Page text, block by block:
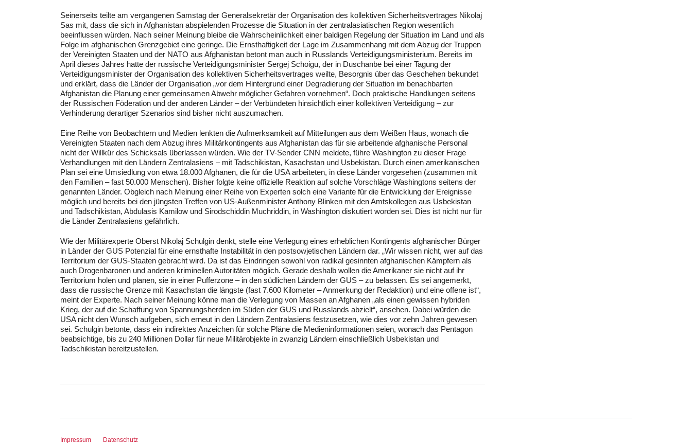
Seinerseits teilte am vergangenen Samstag der Generalsekretär der Organisation des kollektiven Sicherheitsvertrages Nikolaj
Sas mit, dass die sich in Afghanistan abspielenden Prozesse die Situation in der zentralasiatischen Region wesentlich
beeinflussen würden. Nach seiner Meinung bleibe die Wahrscheinlichkeit einer baldigen Regelung der Situation im Land und als
Folge im afghanischen Grenzgebiet eine geringe. Die Ernsthaftigkeit der Lage im Zusammenhang mit dem Abzug der Truppen
der Vereinigten Staaten und der NATO aus Afghanistan betont man auch in Russlands Verteidigungsministerium. Bereits im
April dieses Jahres hatte der russische Verteidigungsminister Sergej Schoigu, der in Duschanbe bei einer Tagung der
Verteidigungsminister der Organisation des kollektiven Sicherheitsvertrages weilte, Besorgnis über das Geschehen bekundet
und erklärt, dass die Länder der Organisation „vor dem Hintergrund einer Degradierung der Situation im benachbarten
Afghanistan die Planung einer gemeinsamen Abwehr möglicher Gefahren vornehmen“. Doch praktische Handlungen seitens
der Russischen Föderation und der anderen Länder – der Verbündeten hinsichtlich einer kollektiven Verteidigung – zur
Verhinderung derartiger Szenarios sind bisher nicht auszumachen.
Eine Reihe von Beobachtern und Medien lenkten die Aufmerksamkeit auf Mitteilungen aus dem Weißen Haus, wonach die
Vereinigten Staaten nach dem Abzug ihres Militärkontingents aus Afghanistan das für sie arbeitende afghanische Personal
nicht der Willkür des Schicksals überlassen würden. Wie der TV-Sender CNN meldete, führe Washington zu dieser Frage
Verhandlungen mit den Ländern Zentralasiens – mit Tadschikistan, Kasachstan und Usbekistan. Durch einen amerikanischen
Plan sei eine Umsiedlung von etwa 18.000 Afghanen, die für die USA arbeiteten, in diese Länder vorgesehen (zusammen mit
den Familien – fast 50.000 Menschen). Bisher folgte keine offizielle Reaktion auf solche Vorschläge Washingtons seitens der
genannten Länder. Obgleich nach Meinung einer Reihe von Experten solch eine Variante für die Entwicklung der Ereignisse
möglich und bereits bei den jüngsten Treffen von US-Außenminister Anthony Blinken mit den Amtskollegen aus Usbekistan
und Tadschikistan, Abdulasis Kamilow und Sirodschiddin Muchriddin, in Washington diskutiert worden sei. Dies ist nicht nur für
die Länder Zentralasiens gefährlich.
Wie der Militärexperte Oberst Nikolaj Schulgin denkt, stelle eine Verlegung eines erheblichen Kontingents afghanischer Bürger
in Länder der GUS Potenzial für eine ernsthafte Instabilität in den postsowjetischen Ländern dar. „Wir wissen nicht, wer auf das
Territorium der GUS-Staaten gebracht wird. Da ist das Eindringen sowohl von radikal gesinnten afghanischen Kämpfern als
auch Drogenbaronen und anderen kriminellen Autoritäten möglich. Gerade deshalb wollen die Amerikaner sie nicht auf ihr
Territorium holen und planen, sie in einer Pufferzone – in den südlichen Ländern der GUS – zu belassen. Es sei angemerkt,
dass die russische Grenze mit Kasachstan die längste (fast 7.600 Kilometer – Anmerkung der Redaktion) und eine offene ist“,
meint der Experte. Nach seiner Meinung könne man die Verlegung von Massen an Afghanen „als einen gewissen hybriden
Krieg, der auf die Schaffung von Spannungsherden im Süden der GUS und Russlands abzielt“, ansehen. Dabei würden die
USA nicht den Wunsch aufgeben, sich erneut in den Ländern Zentralasiens festzusetzen, wie dies vor zehn Jahren gewesen
sei. Schulgin betonte, dass ein indirektes Anzeichen für solche Pläne die Medieninformationen seien, wonach das Pentagon
beabsichtige, bis zu 240 Millionen Dollar für neue Militärobjekte in zwanzig Ländern einschließlich Usbekistan und
Tadschikistan bereitzustellen.
Impressum Datenschutz